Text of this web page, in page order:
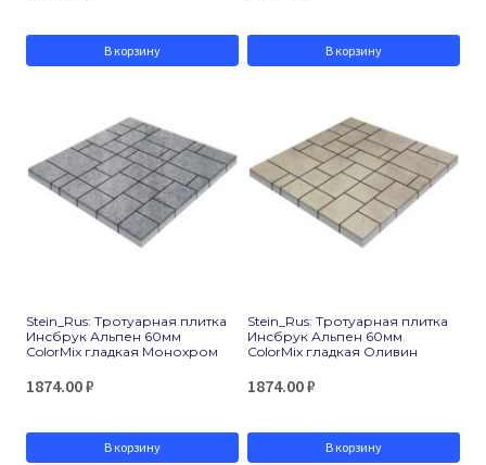
В корзину В корзину
Stein_Rus: Тротуарная плитка
Инсбрук Альпен 60мм
ColorMix гладкая Монохром
1874.00₽
В корзину
Stein_Rus: Тротуарная плитка
Инсбрук Альпен 60мм
ColorMix гладкая Оливин
1874.00₽
В корзину